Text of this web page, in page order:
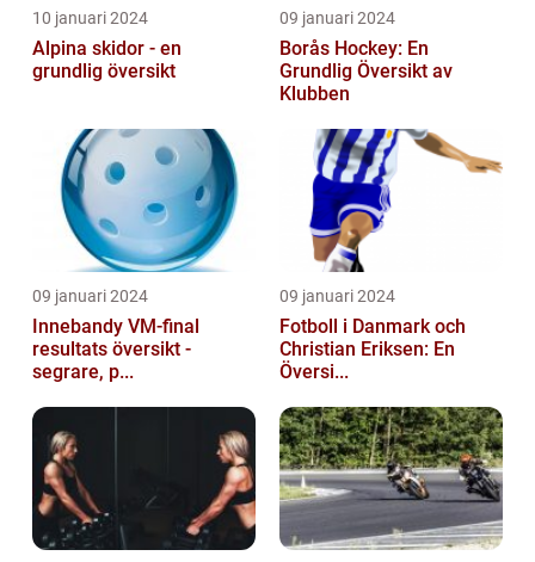
10 januari 2024
Alpina skidor - en
grundlig översikt
09 januari 2024
Borås Hockey: En
Grundlig Översikt av
Klubben
09 januari 2024
Innebandy VM-final
resultats översikt -
segrare, p...
09 januari 2024
Fotboll i Danmark och
Christian Eriksen: En
Översi...